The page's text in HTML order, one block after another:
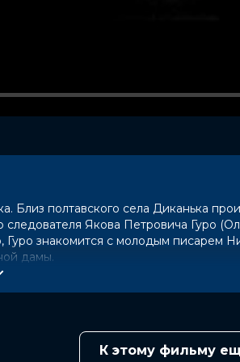
Близ полтавского села Диканька
следователя Якова Петровича Гуро
знакомится с молодым писарем
дамы.
обмороками и видениями Гоголя,
не напрасно. Юный Гоголь даже
5.8/ 10 (2 300
К этому фильму